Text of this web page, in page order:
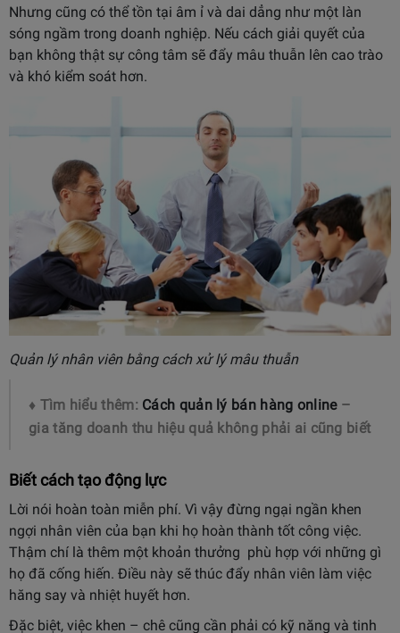
Nhưng cũng có thể tồn tại âm ỉ và dai dẳng như một làn
sóng ngầm trong doanh nghiệp. Nếu cách giải quyết của
bạn không thật sự công tâm sẽ đẩy mâu thuẫn lên cao trào
và khó kiểm soát hơn.
Quản lý nhân viên bằng cách xử lý mâu thuẫn
♦ Tìm hiểu thêm: Cách quản lý bán hàng online–
gia tăng doanh thu hiệu quả không phải ai cũng biết
Biết cách tạo động lực
Lời nói hoàn toàn miễn phí. Vì vậy đừng ngại ngần khen
ngợi nhân viên của bạn khi họ hoàn thành tốt công việc.
Thậm chí là thêm một khoản thưởng phù hợp với những gì
họ đã cống hiến. Điều này sẽ thúc đẩy nhân viên làm việc
hăng say và nhiệt huyết hơn.
Đặc biệt, việc khen – chê cũng cần phải có kỹ năng và tinh